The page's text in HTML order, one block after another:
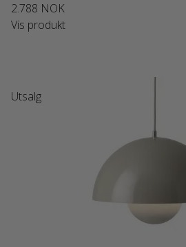
2.788 NOK
Vis produkt
Utsalg